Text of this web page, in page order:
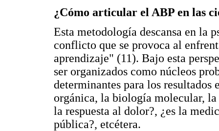
¿Cómo articular el ABP en las
Esta metodología descansa en
conflicto que se provoca al
aprendizaje" (11). Bajo esta
ser organizados como núcleos
determinantes para los resultados
orgánica, la biología molecular,
la respuesta al dolor?, ¿es la
pública?, etcétera.